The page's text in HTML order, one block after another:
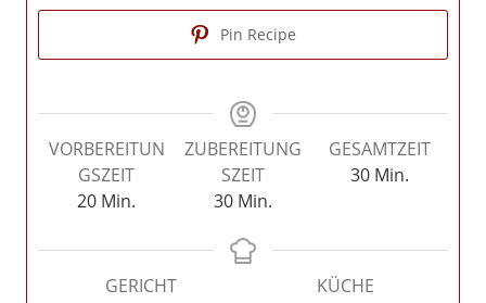
Pin Recipe
VORBEREITUN
GSZEIT
20Minuten
Min.
ZUBEREITUNG
SZEIT
30Minuten
Min.
GESAMTZEIT
30Minuten
Min.
GERICHT
KÜCHE